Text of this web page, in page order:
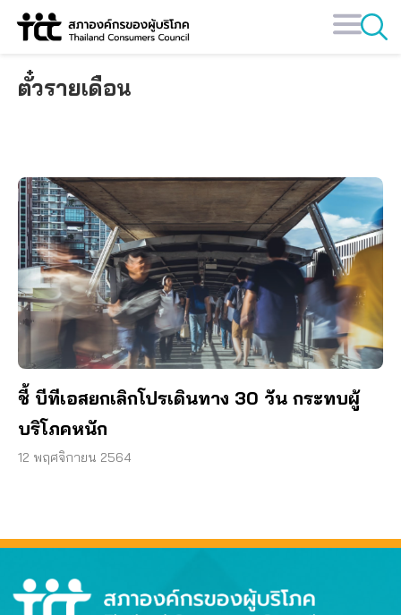
Skip
ตั๋วรายเดือน
ชี้ บีทีเอสยกเลิกโปรเดินทาง 30 วัน กระทบผู้
บริโภคหนัก
12 พฤศจิกายน 2564